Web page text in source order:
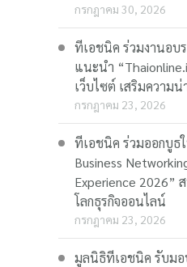
กรกฎาคม 30, 2026
ทีเอชนิค ร่วมงานอบ
แนะนำ
เว็บไซต์ เสริมความ
กรกฎาคม 23, 2026
ทีเอชนิค ร่วมออกบูธ
Business
Experience 2026”
โลกธุรกิจออนไลน์
กรกฎาคม 23, 2026
มูลนิธิทีเอชนิค รับมอ